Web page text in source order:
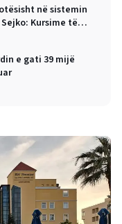
në sistemin
Kursime të
e gati 39 mijë